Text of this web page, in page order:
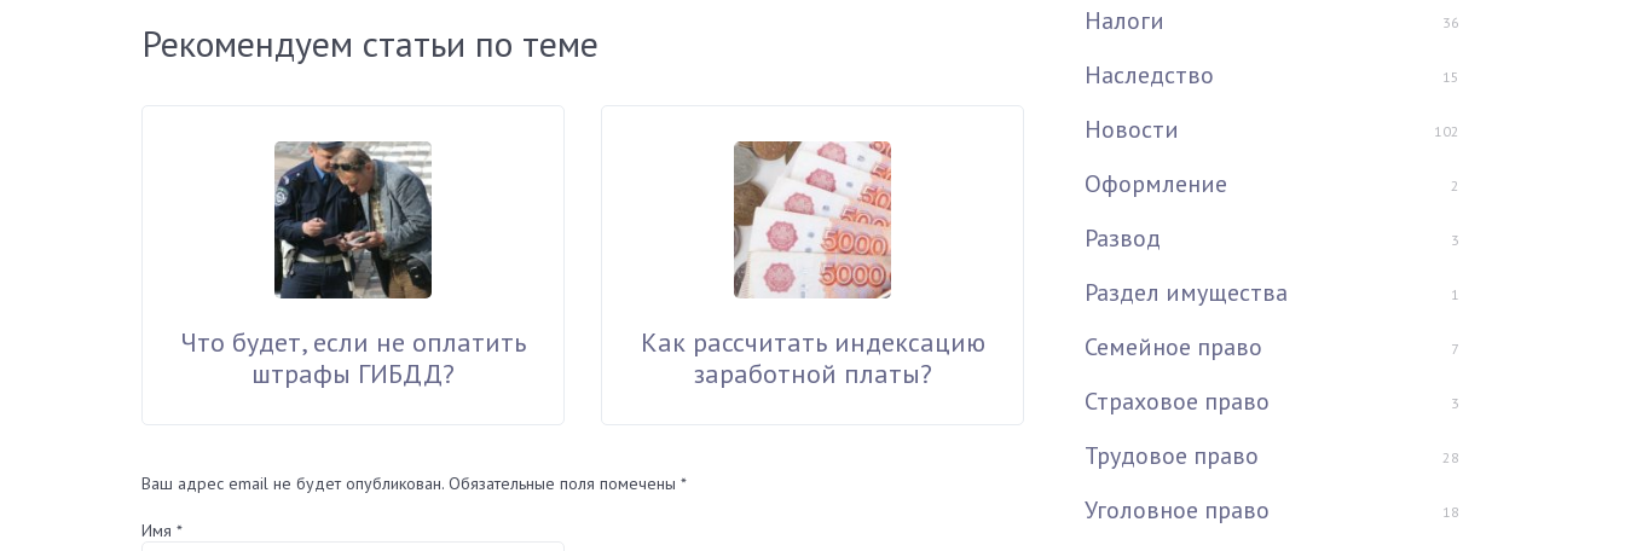
Рекомендуем статьи по теме
Что будет, если не оплатить
штрафы ГИБДД?
Как рассчитать индексацию
заработной платы?
Ваш адрес email не будет опубликован. Обязательные поля помечены *
Имя *
Налоги 36
Наследство 15
Новости 102
Оформление 2
Развод 3
Раздел имущества 1
Семейное право 7
Страховое право 3
Трудовое право 28
Уголовное право 18